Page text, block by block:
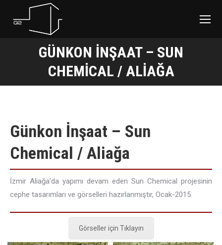
GÜNKON İNŞAAT – SUN
CHEMICAL / ALIAĞA
You are here:
Günkon İnşaat – Sun
Chemical / Aliağa
İzmir Aliağa’da yapımı devam eden Sun Chemical projesinin
cephe tasarımları ve görselleri hazırlanmıştır, Ocak-2015.
Görseller için Tıklayın